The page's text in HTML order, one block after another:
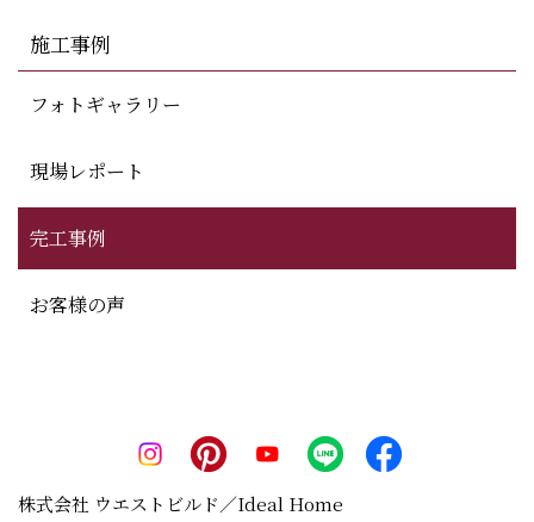
施工事例
フォトギャラリー
現場レポート
完工事例
お客様の声
株式会社 ウエストビルド／Ideal Home